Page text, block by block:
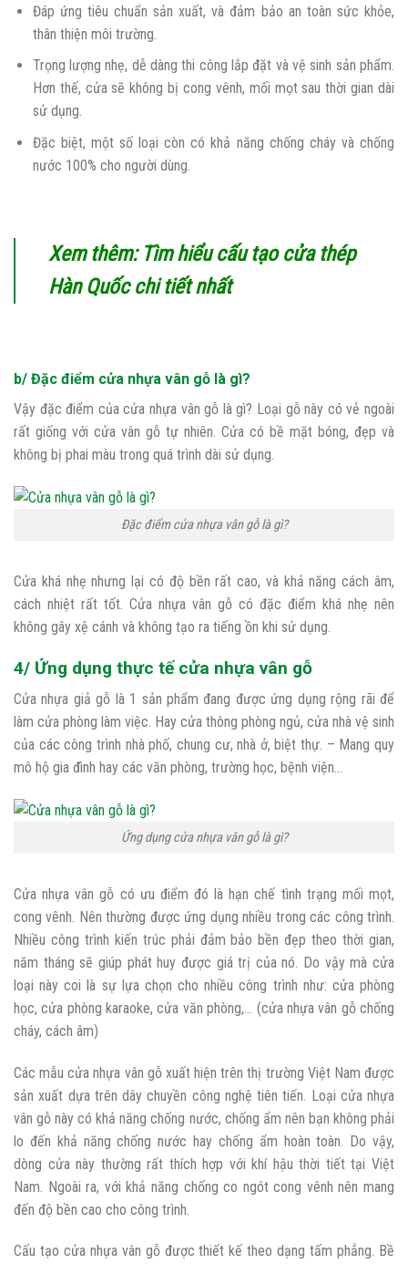
Đáp ứng tiêu chuẩn sản xuất, và đảm bảo an toàn sức khỏe,
thân thiện môi trường.
Trọng lượng nhẹ, dễ dàng thi công lắp đặt và vệ sinh sản phẩm.
Hơn thế, cửa sẽ không bị cong vênh, mối mọt sau thời gian dài
sử dụng.
Đặc biệt, một số loại còn có khả năng chống cháy và chống
nước 100% cho người dùng.
Xem thêm: Tìm hiểu cấu tạo cửa thép
Hàn Quốc chi tiết nhất
b/ Đặc điểm cửa nhựa vân gỗ là gì?
Vậy đặc điểm của cửa nhựa vân gỗ là gì? Loại gỗ này có vẻ ngoài
rất giống với cửa vân gỗ tự nhiên. Cửa có bề mặt bóng, đẹp và
không bị phai màu trong quá trình dài sử dụng.
Đặc điểm cửa nhựa vân gỗ là gì?
Cửa khá nhẹ nhưng lại có độ bền rất cao, và khả năng cách âm,
cách nhiệt rất tốt. Cửa nhựa vân gỗ có đặc điểm khá nhẹ nên
không gây xệ cánh và không tạo ra tiếng ồn khi sử dụng.
4/ Ứng dụng thực tế cửa nhựa vân gỗ
Cửa nhựa giả gỗ là 1 sản phẩm đang được ứng dụng rộng rãi để
làm cửa phòng làm việc. Hay cửa thông phòng ngủ, cửa nhà vệ sinh
của các công trình nhà phố, chung cư, nhà ở, biệt thự. – Mang quy
mô hộ gia đình hay các văn phòng, trường học, bệnh viện…
Ứng dụng cửa nhựa vân gỗ là gì?
Cửa nhựa vân gỗ có ưu điểm đó là hạn chế tình trạng mối mọt,
cong vênh. Nên thường được ứng dụng nhiều trong các công trình.
Nhiều công trình kiến trúc phải đảm bảo bền đẹp theo thời gian,
năm tháng sẽ giúp phát huy được giá trị của nó. Do vậy mà cửa
loại này coi là sự lựa chọn cho nhiều công trình như: cửa phòng
học, cửa phòng karaoke, cửa văn phòng,… (cửa nhựa vân gỗ chống
cháy, cách âm)
Các mẫu cửa nhựa vân gỗ xuất hiện trên thị trường Việt Nam được
sản xuất dựa trên dây chuyền công nghệ tiên tiến. Loại cửa nhựa
vân gỗ này có khả năng chống nước, chống ẩm nên bạn không phải
lo đến khả năng chống nước hay chống ẩm hoàn toàn. Do vậy,
dòng cửa này thường rất thích hợp với khí hậu thời tiết tại Việt
Nam. Ngoài ra, với khả năng chống co ngót cong vênh nên mang
đến độ bền cao cho công trình.
Cấu tạo cửa nhựa vân gỗ được thiết kế theo dạng tấm phẳng. Bề